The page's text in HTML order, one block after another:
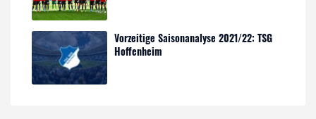
Vorzeitige Saisonanalyse 2021/22: TSG
Hoffenheim